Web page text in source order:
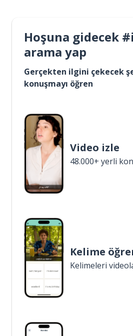
Hoşuna gidecek
arama yap
Gerçekten ilgini çekecek
konuşmayı öğren
Video izle
48.000+ yerli
Kelime
Kelimeleri